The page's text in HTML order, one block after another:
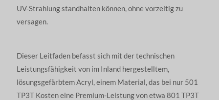
UV-Strahlung standhalten können, ohne vorzeitig zu
versagen.
Dieser Leitfaden befasst sich mit der technischen
Leistungsfähigkeit von im Inland hergestelltem,
lösungsgefärbtem Acryl, einem Material, das bei nur 501
TP3T Kosten eine Premium-Leistung von etwa 801 TP3T